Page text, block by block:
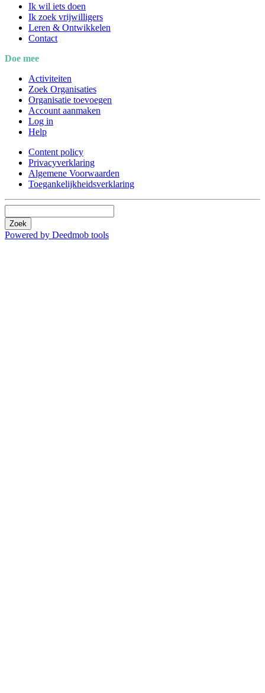
Ik wil iets doen
Ik zoek vrijwilligers
Leren & Ontwikkelen
Contact
Doe mee
Activiteiten
Zoek Organisaties
Organisatie toevoegen
Account aanmaken
Log in
Help
Content policy
Privacyverklaring
Algemene Voorwaarden
Toegankelijkheidsverklaring
Zoek
Powered by Deedmob tools